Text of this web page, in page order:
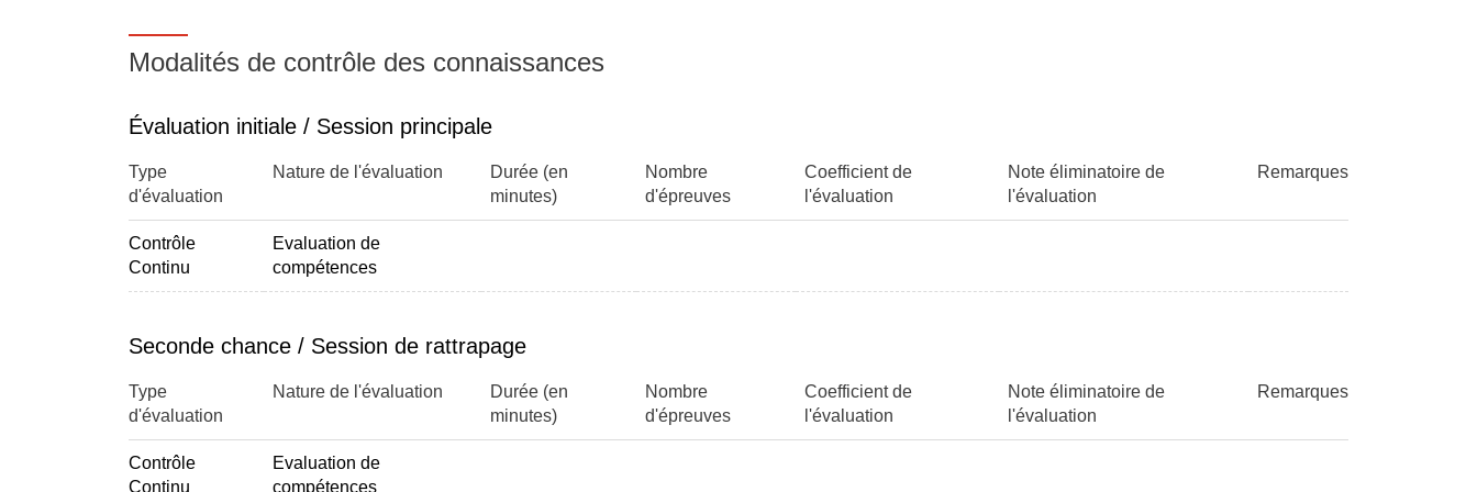
- Cahiers des charges et appels d'offre (K. Geitzholz - 3h)
- Savoir lire un contrat dans une perspective de prévention des risques (K.
- Techniques de négociation en achat (K. Geitzholz - 3h)
Responsable
Modalités de contrôle des connaissances
Évaluation initiale / Session principale
Type
d'évaluation
Nature de l'évaluation
Durée (en
minutes)
Nombre
d'épreuves
Coefficient de
l'évaluation
Note éliminatoire de
l'évaluation
Remarques
Contrôle
Continu
Evaluation de
compétences
Seconde chance / Session de rattrapage
Type
d'évaluation
Nature de l'évaluation
Durée (en
minutes)
Nombre
d'épreuves
Coefficient de
l'évaluation
Note éliminatoire de
l'évaluation
Remarques
Contrôle
Continu
Evaluation de
compétences